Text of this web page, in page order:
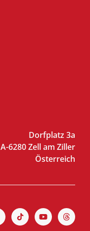
Dorfplatz 3a
A-6280 Zell am Ziller
Österreich